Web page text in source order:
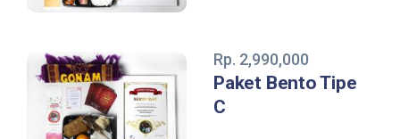
Rp. 2,990,000
Paket Bento Tipe
C